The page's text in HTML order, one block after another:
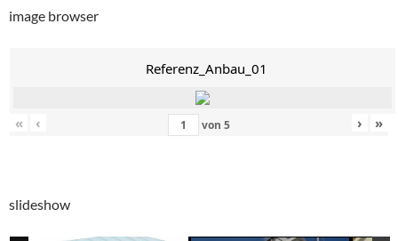
image browser
Referenz_Anbau_01
« ‹ von 5 › »
slideshow